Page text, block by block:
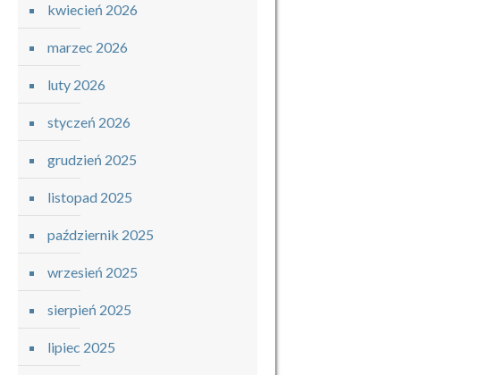
kwiecień 2026
marzec 2026
luty 2026
styczeń 2026
grudzień 2025
listopad 2025
październik 2025
wrzesień 2025
sierpień 2025
lipiec 2025